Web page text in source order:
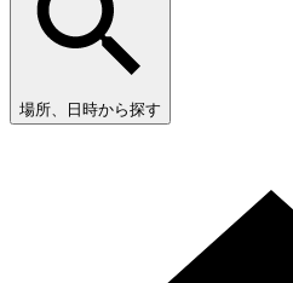
場所、日時から探す